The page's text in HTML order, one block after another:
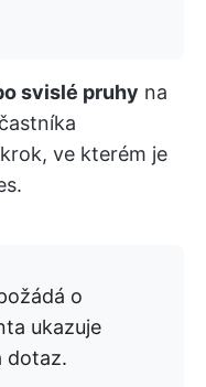
svislé pruhy na
ve kterém je
o
ukazuje
dotaz.